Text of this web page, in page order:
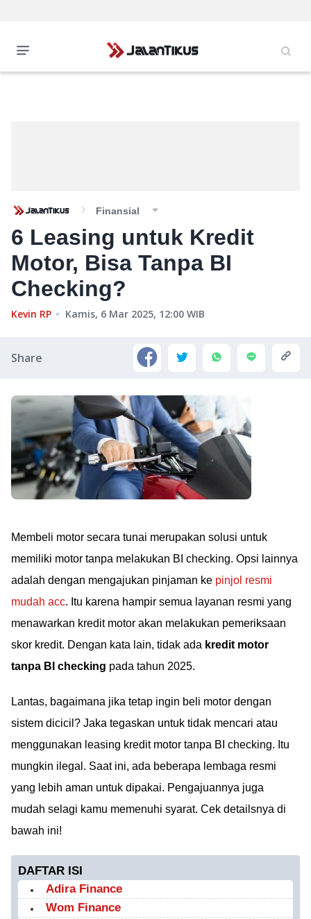
Finansial
6 Leasing untuk Kredit
Motor, Bisa Tanpa BI
Checking?
Kevin RP Kamis, 6 Mar 2025, 12:00 WIB
Share
Membeli motor secara tunai merupakan solusi untuk
memiliki motor tanpa melakukan BI checking. Opsi lainnya
adalah dengan mengajukan pinjaman ke pinjol resmi
mudah acc. Itu karena hampir semua layanan resmi yang
menawarkan kredit motor akan melakukan pemeriksaan
skor kredit. Dengan kata lain, tidak ada kredit motor
tanpa BI checking pada tahun 2025.
Lantas, bagaimana jika tetap ingin beli motor dengan
sistem dicicil? Jaka tegaskan untuk tidak mencari atau
menggunakan leasing kredit motor tanpa BI checking. Itu
mungkin ilegal. Saat ini, ada beberapa lembaga resmi
yang lebih aman untuk dipakai. Pengajuannya juga
mudah selagi kamu memenuhi syarat. Cek detailsnya di
bawah ini!
DAFTAR ISI
Adira Finance
Wom Finance